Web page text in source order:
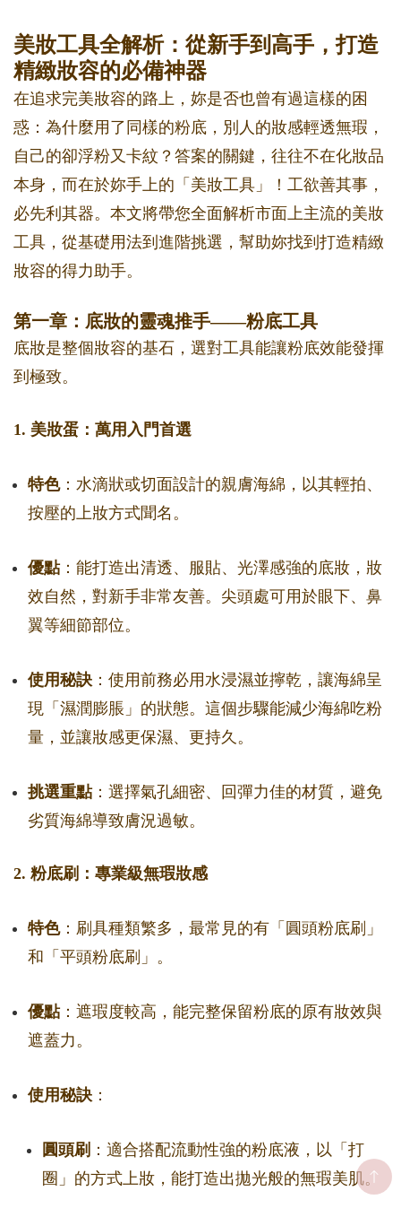
美妝工具全解析：從新手到高手，打造
精緻妝容的必備神器
在追求完美妝容的路上，妳是否也曾有過這樣的困
惑：為什麼用了同樣的粉底，別人的妝感輕透無瑕，
自己的卻浮粉又卡紋？答案的關鍵，往往不在化妝品
本身，而在於妳手上的「美妝工具」！工欲善其事，
必先利其器。本文將帶您全面解析市面上主流的美妝
工具，從基礎用法到進階挑選，幫助妳找到打造精緻
妝容的得力助手。
第一章：底妝的靈魂推手——粉底工具
底妝是整個妝容的基石，選對工具能讓粉底效能發揮
到極致。
1. 美妝蛋：萬用入門首選
特色：水滴狀或切面設計的親膚海綿，以其輕拍、
按壓的上妝方式聞名。
優點：能打造出清透、服貼、光澤感強的底妝，妝
效自然，對新手非常友善。尖頭處可用於眼下、鼻
翼等細節部位。
使用秘訣 ：使用前務必用水浸濕並擰乾，讓海綿呈
現「濕潤膨脹」的狀態。這個步驟能減少海綿吃粉
量，並讓妝感更保濕、更持久。
挑選重點：選擇氣孔細密、回彈力佳的材質，避免
劣質海綿導致膚況過敏。
2. 粉底刷：專業級無瑕妝感
特色：刷具種類繁多，最常見的有「圓頭粉底刷」
和「平頭粉底刷」。
優點：遮瑕度較高，能完整保留粉底的原有妝效與
遮蓋力。
使用秘訣 ：
圓頭刷 ：適合搭配流動性強的粉底液，以「打
圈」的方式上妝，能打造出拋光般的無瑕美肌。